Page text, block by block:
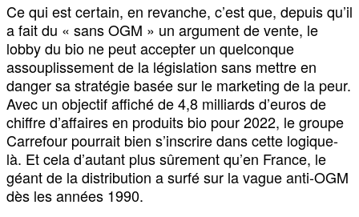
Ce qui est certain, en revanche, c’est que, depuis qu’il
a fait du « sans OGM » un argument de vente, le
lobby du bio ne peut accepter un quelconque
assouplissement de la législation sans mettre en
danger sa stratégie basée sur le marketing de la peur.
Avec un objectif affiché de 4,8 milliards d’euros de
chiffre d’affaires en produits bio pour 2022, le groupe
Carrefour pourrait bien s’inscrire dans cette logique-
là. Et cela d’autant plus sûrement qu’en France, le
géant de la distribution a surfé sur la vague anti-OGM
dès les années 1990.